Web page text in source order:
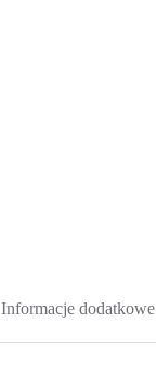
Informacje dodatkowe